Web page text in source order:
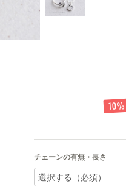
チェーンの有無・長さ